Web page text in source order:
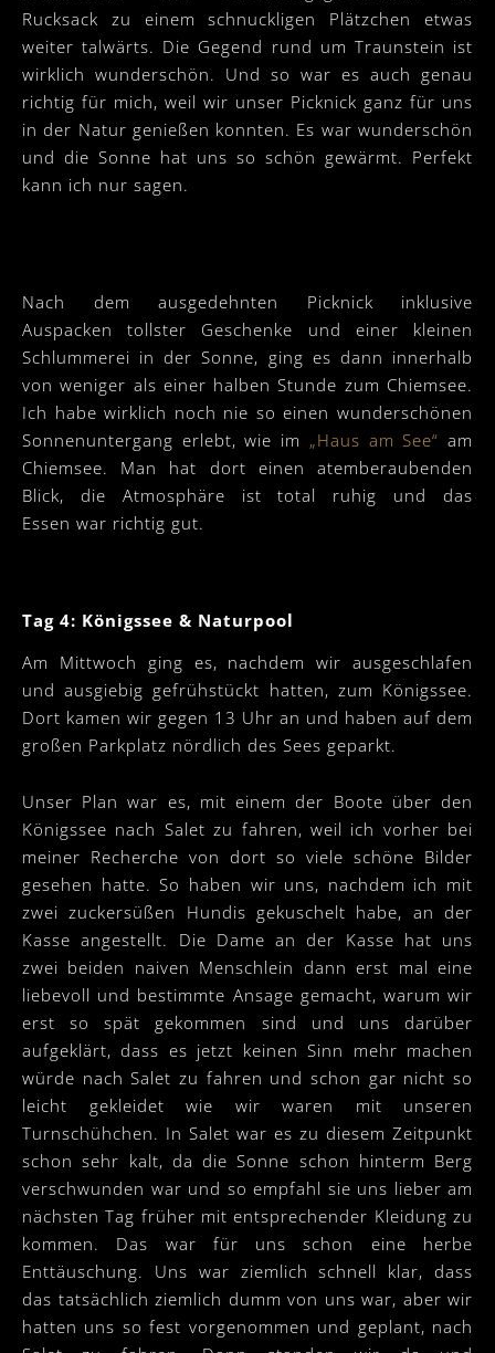
Rucksack zu einem schnuckligen Plätzchen etwas
weiter talwärts. Die Gegend rund um Traunstein ist
wirklich wunderschön. Und so war es auch genau
richtig für mich, weil wir unser Picknick ganz für uns
in der Natur genießen konnten. Es war wunderschön
und die Sonne hat uns so schön gewärmt. Perfekt
kann ich nur sagen.
Nach dem ausgedehnten Picknick inklusive
Auspacken tollster Geschenke und einer kleinen
Schlummerei in der Sonne, ging es dann innerhalb
von weniger als einer halben Stunde zum Chiemsee.
Ich habe wirklich noch nie so einen wunderschönen
Sonnenuntergang erlebt, wie im „Haus am See“ am
Chiemsee. Man hat dort einen atemberaubenden
Blick, die Atmosphäre ist total ruhig und das
Essen war richtig gut.
Tag 4: Königssee & Naturpool
Am Mittwoch ging es, nachdem wir ausgeschlafen
und ausgiebig gefrühstückt hatten, zum Königssee.
Dort kamen wir gegen 13 Uhr an und haben auf dem
großen Parkplatz nördlich des Sees geparkt.
Unser Plan war es, mit einem der Boote über den
Königssee nach Salet zu fahren, weil ich vorher bei
meiner Recherche von dort so viele schöne Bilder
gesehen hatte. So haben wir uns, nachdem ich mit
zwei zuckersüßen Hundis gekuschelt habe, an der
Kasse angestellt. Die Dame an der Kasse hat uns
zwei beiden naiven Menschlein dann erst mal eine
liebevoll und bestimmte Ansage gemacht, warum wir
erst so spät gekommen sind und uns darüber
aufgeklärt, dass es jetzt keinen Sinn mehr machen
würde nach Salet zu fahren und schon gar nicht so
leicht gekleidet wie wir waren mit unseren
Turnschühchen. In Salet war es zu diesem Zeitpunkt
schon sehr kalt, da die Sonne schon hinterm Berg
verschwunden war und so empfahl sie uns lieber am
nächsten Tag früher mit entsprechender Kleidung zu
kommen. Das war für uns schon eine herbe
Enttäuschung. Uns war ziemlich schnell klar, dass
das tatsächlich ziemlich dumm von uns war, aber wir
hatten uns so fest vorgenommen und geplant, nach